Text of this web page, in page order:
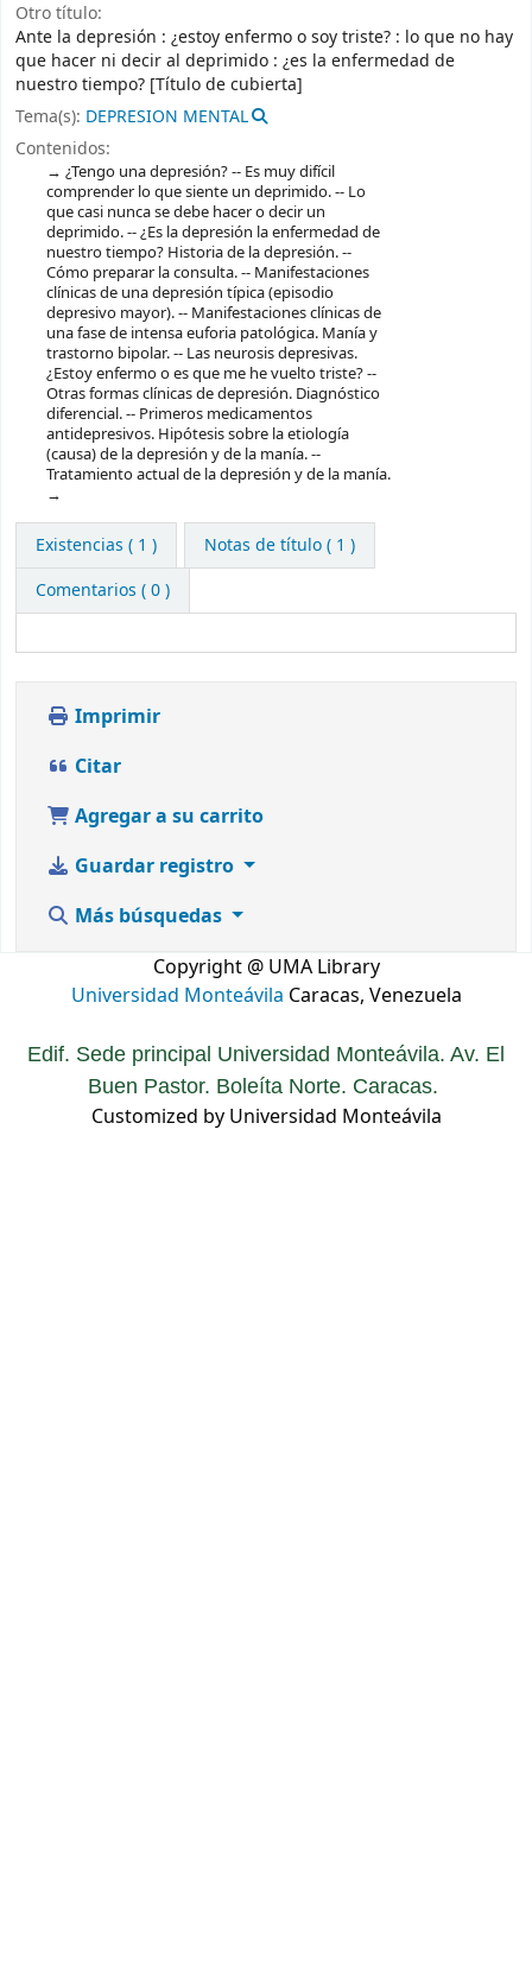
Otro título:
Ante la depresión : ¿estoy enfermo o soy triste? : lo que no hay
que hacer ni decir al deprimido : ¿es la enfermedad de
nuestro tiempo? [Título de cubierta]
Tema(s): DEPRESION MENTAL
Contenidos:
¿Tengo una depresión? -- Es muy difícil
comprender lo que siente un deprimido. -- Lo
que casi nunca se debe hacer o decir un
deprimido. -- ¿Es la depresión la enfermedad de
nuestro tiempo? Historia de la depresión. --
Cómo preparar la consulta. -- Manifestaciones
clínicas de una depresión típica (episodio
depresivo mayor). -- Manifestaciones clínicas de
una fase de intensa euforia patológica. Manía y
trastorno bipolar. -- Las neurosis depresivas.
¿Estoy enfermo o es que me he vuelto triste? --
Otras formas clínicas de depresión. Diagnóstico
diferencial. -- Primeros medicamentos
antidepresivos. Hipótesis sobre la etiología
(causa) de la depresión y de la manía. --
Tratamiento actual de la depresión y de la manía.
Existencias ( 1 )
Notas de título ( 1 )
Comentarios ( 0 )
Imprimir
Citar
Agregar a su carrito
Guardar registro
Más búsquedas
Copyright @ UMA Library
Universidad Monteávila Caracas, Venezuela
Edif. Sede principal Universidad Monteávila. Av. El
Buen Pastor. Boleíta Norte. Caracas.
Customized by Universidad Monteávila